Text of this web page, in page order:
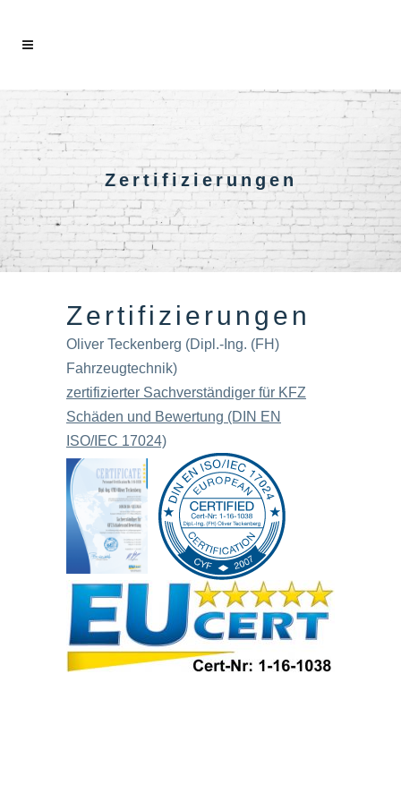
Zertifizierungen
Zertifizierungen
Oliver Teckenberg (Dipl.-Ing. (FH)
Fahrzeugtechnik)
zertifizierter Sachverständiger für KFZ
Schäden und Bewertung (DIN EN
ISO/IEC 17024)